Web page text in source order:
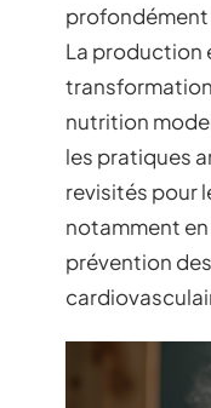
profondément
La production
nutrition
les pratiques
revisités pour
notamment
prévention